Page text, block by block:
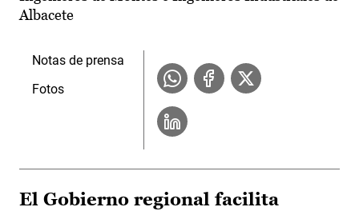
Albacete
Notas de prensa
Fotos
El Gobierno regional facilita